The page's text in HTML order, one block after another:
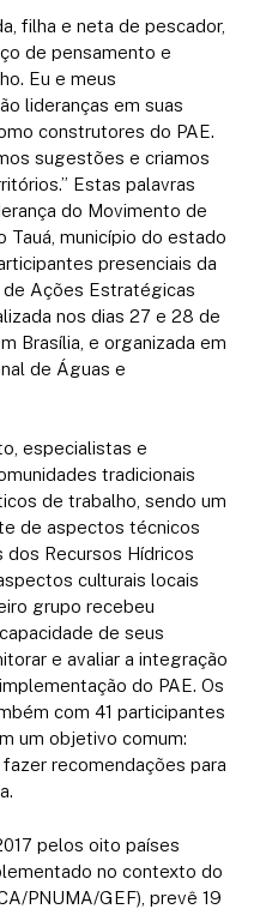
filha e neta de pescador,
de pensamento e
Eu e meus
lideranças em suas
construtores do PAE.
sugestões e criamos
Estas palavras
do Movimento de
Tauá, município do estado
presenciais da
de Ações Estratégicas
nos dias 27 e 28 de
Brasília, e organizada em
de Águas e
especialistas e
tradicionais
de trabalho, sendo um
de aspectos técnicos
Recursos Hídricos
culturais locais
grupo recebeu
de seus
e avaliar a integração
do PAE. Os
com 41 participantes
um objetivo comum:
recomendações para
pelos oito países
no contexto do
PNUMA/GEF), prevê 19